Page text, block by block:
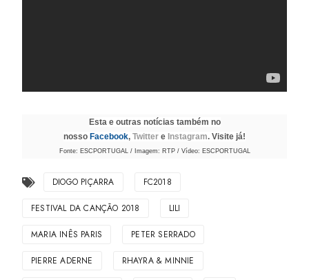
Esta e outras notícias também no
nosso Facebook, Twitter e Instagram. Visite já!
Fonte: ESCPORTUGAL / Imagem: RTP / Vídeo: ESCPORTUGAL
DIOGO PIÇARRA FC2018
FESTIVAL DA CANÇÃO 2018 LILI
MARIA INÊS PARIS PETER SERRADO
PIERRE ADERNE RHAYRA & MINNIE